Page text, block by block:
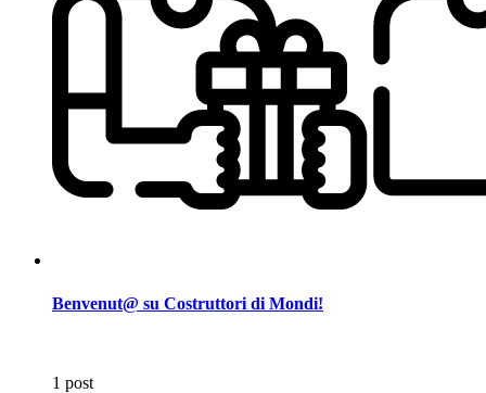
Benvenut@ su Costruttori di Mondi!
1 post